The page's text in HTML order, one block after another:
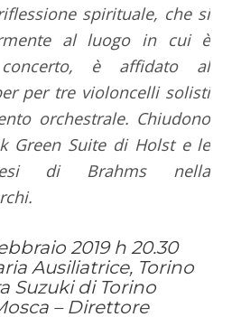
spirituale, che si
al luogo in cui è
è affidato al
per tre violoncelli solisti
orchestrale. Chiudono
Green Suite di Holst e le
di Brahms nella
2019 h 20.30
Ausiliatrice, Torino
Suzuki di Torino
– Direttore